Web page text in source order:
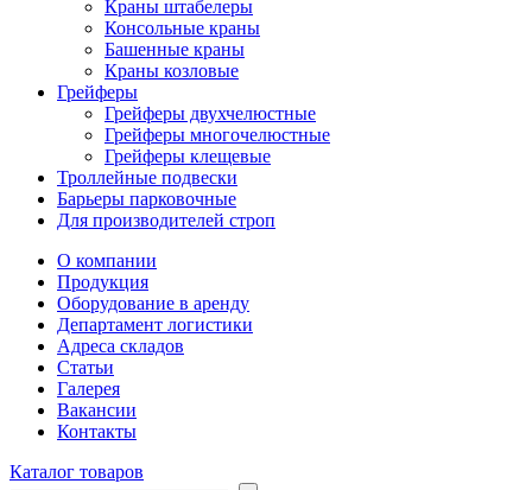
Краны штабелеры
Консольные краны
Башенные краны
Краны козловые
Грейферы
Грейферы двухчелюстные
Грейферы многочелюстные
Грейферы клещевые
Троллейные подвески
Барьеры парковочные
Для производителей строп
О компании
Продукция
Оборудование в аренду
Департамент логистики
Адреса складов
Статьи
Галерея
Вакансии
Контакты
Каталог товаров